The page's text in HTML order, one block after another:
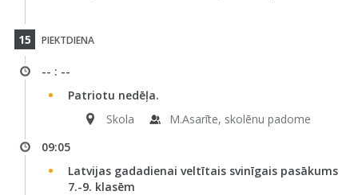
15 PIEKTDIENA
-- : --
Patriotu nedēļa.
Skola
M.Asarīte, skolēnu padome
09:05
Latvijas gadadienai veltītais svinīgais pasākums
7.-9. klasēm